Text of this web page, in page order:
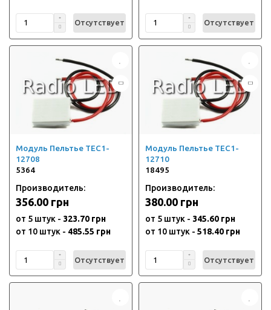
Отсутствует Отсутствует
Модуль Пельтье TEC1-
12708
5364
Производитель:
356.00 грн
от 5 штук - 323.70 грн
от 10 штук - 485.55 грн
Отсутствует
Модуль Пельтье TEC1-
12710
18495
Производитель:
380.00 грн
от 5 штук - 345.60 грн
от 10 штук - 518.40 грн
Отсутствует